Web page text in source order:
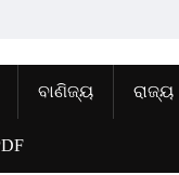
ବାଣିଜ୍ୟ ରାଜ୍ୟ